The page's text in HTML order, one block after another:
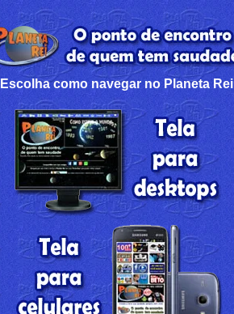
Escolha como navegar no Planeta Rei